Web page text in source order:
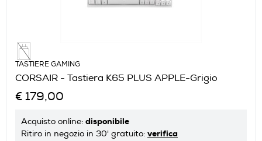
TASTIERE GAMING
CORSAIR - Tastiera K65 PLUS APPLE-Grigio
€ 179,00
Acquisto online: disponibile
Ritiro in negozio in 30' gratuito: verifica